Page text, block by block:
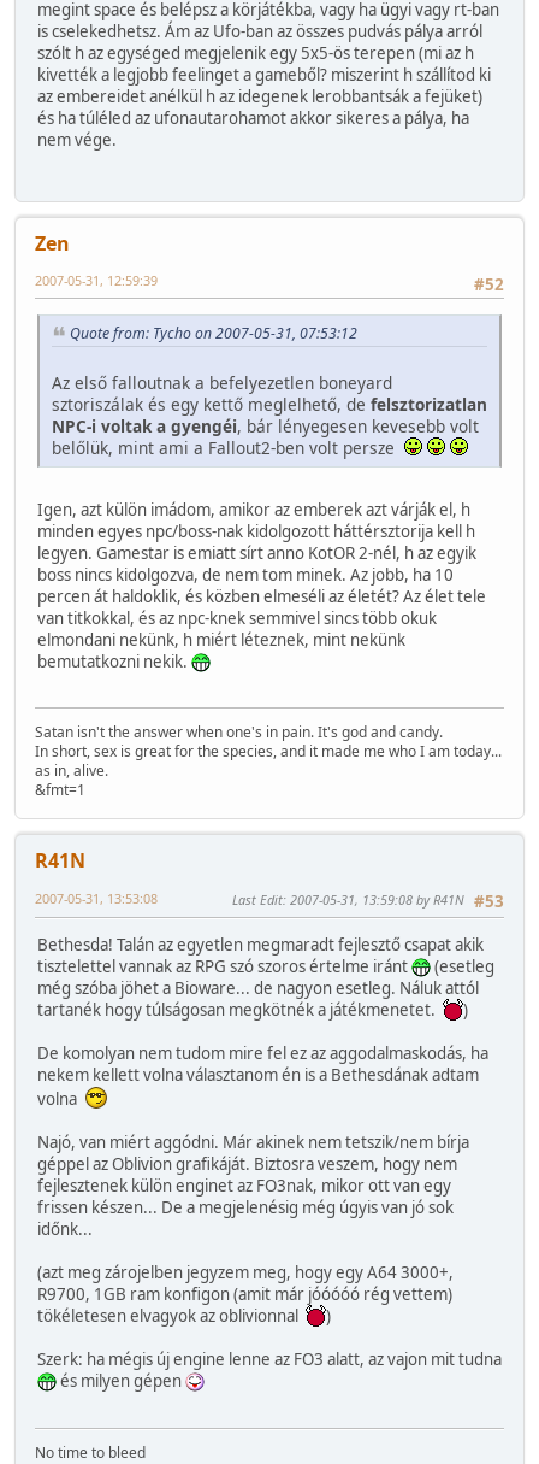
megint space és belépsz a körjátékba, vagy ha ügyi vagy rt-ban
is cselekedhetsz. Ám az Ufo-ban az összes pudvás pálya arról
szólt h az egységed megjelenik egy 5x5-ös terepen (mi az h
kivették a legjobb feelinget a gameből? miszerint h szállítod ki
az embereidet anélkül h az idegenek lerobbantsák a fejüket)
és ha túléled az ufonautarohamot akkor sikeres a pálya, ha
nem vége.
Zen
#52
2007-05-31, 12:59:39
Quote from: Tycho on 2007-05-31, 07:53:12
Az első falloutnak a befelyezetlen boneyard
sztoriszálak és egy kettő meglelhető, de felsztorizatlan
NPC-i voltak a gyengéi, bár lényegesen kevesebb volt
belőlük, mint ami a Fallout2-ben volt persze
Igen, azt külön imádom, amikor az emberek azt várják el, h
minden egyes npc/boss-nak kidolgozott háttérsztorija kell h
legyen. Gamestar is emiatt sírt anno KotOR 2-nél, h az egyik
boss nincs kidolgozva, de nem tom minek. Az jobb, ha 10
percen át haldoklik, és közben elmeséli az életét? Az élet tele
van titkokkal, és az npc-knek semmivel sincs több okuk
elmondani nekünk, h miért léteznek, mint nekünk
bemutatkozni nekik.
Satan isn't the answer when one's in pain. It's god and candy.
In short, sex is great for the species, and it made me who I am today...
as in, alive.
&fmt=1
R41N
#53
2007-05-31, 13:53:08 Last Edit: 2007-05-31, 13:59:08 by R41N
Bethesda! Talán az egyetlen megmaradt fejlesztő csapat akik
tisztelettel vannak az RPG szó szoros értelme iránt
(esetleg
még szóba jöhet a Bioware... de nagyon esetleg. Náluk attól
tartanék hogy túlságosan megkötnék a játékmenetet.
)
De komolyan nem tudom mire fel ez az aggodalmaskodás, ha
nekem kellett volna választanom én is a Bethesdának adtam
volna
Najó, van miért aggódni. Már akinek nem tetszik/nem bírja
géppel az Oblivion grafikáját. Biztosra veszem, hogy nem
fejlesztenek külön enginet az FO3nak, mikor ott van egy
frissen készen... De a megjelenésig még úgyis van jó sok
időnk...
(azt meg zárojelben jegyzem meg, hogy egy A64 3000+,
R9700, 1GB ram konfigon (amit már jóóóóó rég vettem)
tökéletesen elvagyok az oblivionnal
)
Szerk: ha mégis új engine lenne az FO3 alatt, az vajon mit tudna
és milyen gépen
No time to bleed